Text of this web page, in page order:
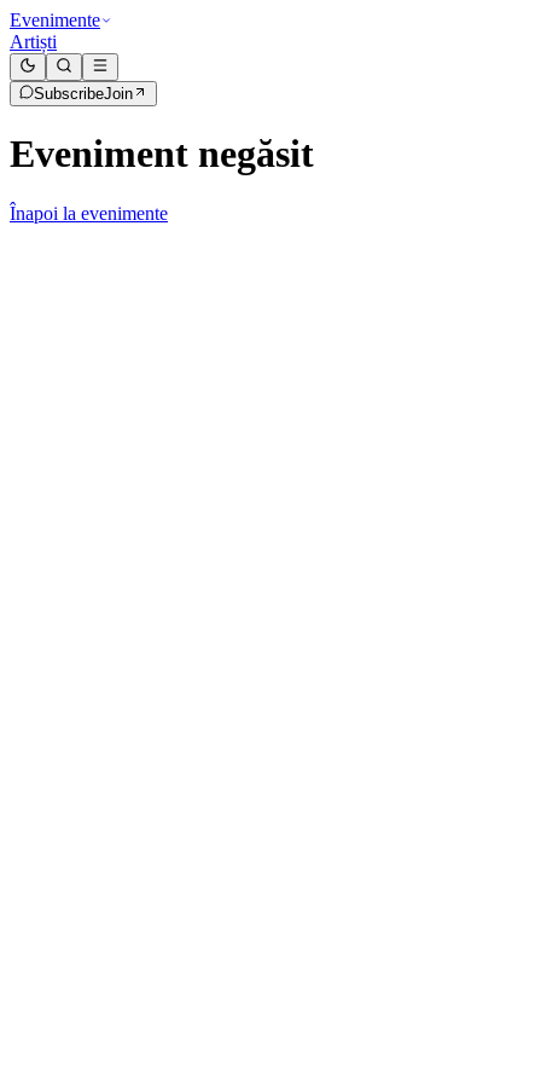
Evenimente
Artiști
SubscribeJoin
Eveniment negăsit
Înapoi la evenimente